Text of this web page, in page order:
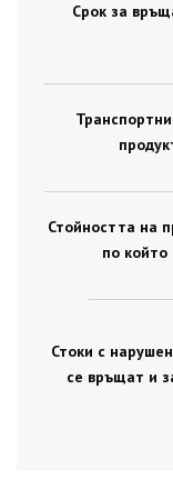
Срок за
Стойността на
по
Стоки с
се връщат и